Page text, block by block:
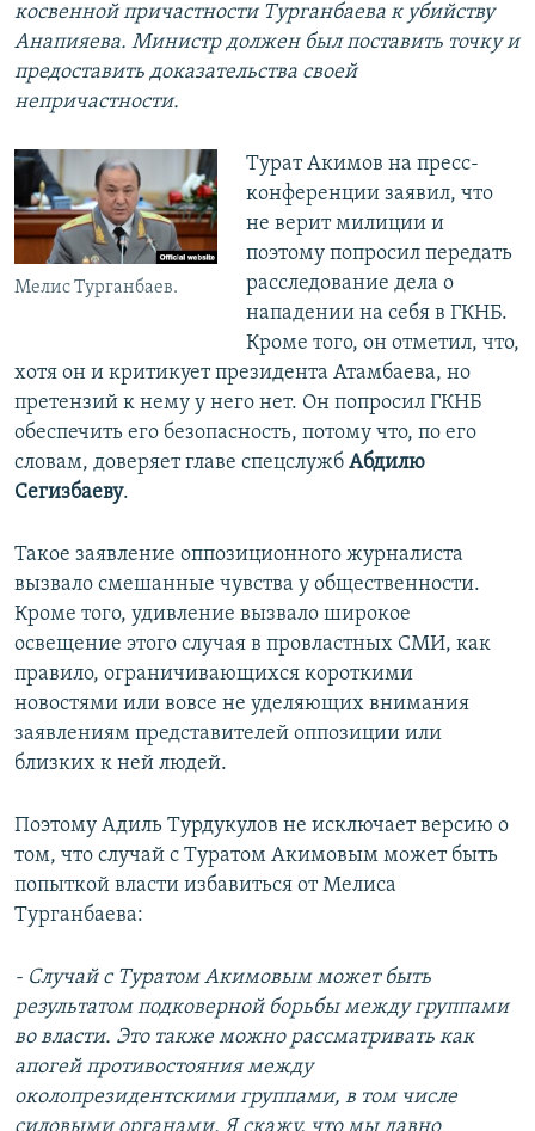
косвенной причастности Турганбаева к убийству
Анапияева. Министр должен был поставить точку и
предоставить доказательства своей
непричастности.
Мелис Турганбаев.
Турат Акимов на пресс-
конференции заявил, что
не верит милиции и
поэтому попросил передать
расследование дела о
нападении на себя в ГКНБ.
Кроме того, он отметил, что,
хотя он и критикует президента Атамбаева, но
претензий к нему у него нет. Он попросил ГКНБ
обеспечить его безопасность, потому что, по его
словам, доверяет главе спецслужб Абдилю
Сегизбаеву.
Такое заявление оппозиционного журналиста
вызвало смешанные чувства у общественности.
Кроме того, удивление вызвало широкое
освещение этого случая в провластных СМИ, как
правило, ограничивающихся короткими
новостями или вовсе не уделяющих внимания
заявлениям представителей оппозиции или
близких к ней людей.
Поэтому Адиль Турдукулов не исключает версию о
том, что случай с Туратом Акимовым может быть
попыткой власти избавиться от Мелиса
Турганбаева:
- Случай с Туратом Акимовым может быть
результатом подковерной борьбы между группами
во власти. Это также можно рассматривать как
апогей противостояния между
околопрезидентскими группами, в том числе